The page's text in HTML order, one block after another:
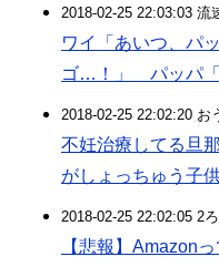
2018-02-25 22:03:03 流
ワイ「あいつ、パ
ゴ…！」 パッパ「
2018-02-25 22:02:20 お
不妊治療してる旦
がしょっちゅう子
2018-02-25 22:02:05 2
【悲報】Amazon